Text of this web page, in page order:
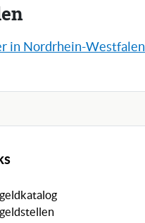
in Nordrhein-Westfalen